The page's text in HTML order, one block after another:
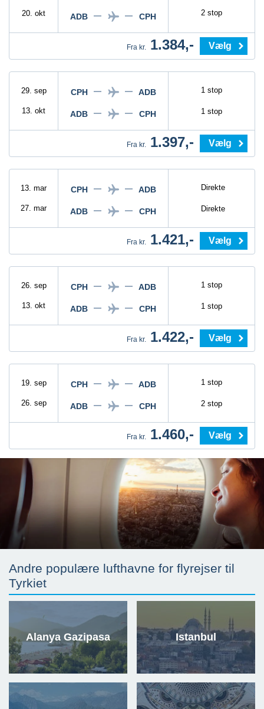
20. okt ADB CPH 2 stop
Fra kr. 1.384,- Vælg
29. sep
13. okt
CPH ADB
ADB CPH
1 stop
1 stop
Fra kr. 1.397,- Vælg
13. mar
27. mar
CPH ADB
ADB CPH
Direkte
Direkte
Fra kr. 1.421,- Vælg
26. sep
13. okt
CPH ADB
ADB CPH
1 stop
1 stop
Fra kr. 1.422,- Vælg
19. sep
26. sep
CPH ADB
ADB CPH
1 stop
2 stop
Fra kr. 1.460,- Vælg
Andre populære lufthavne for flyrejser til
Tyrkiet
Alanya Gazipasa Istanbul